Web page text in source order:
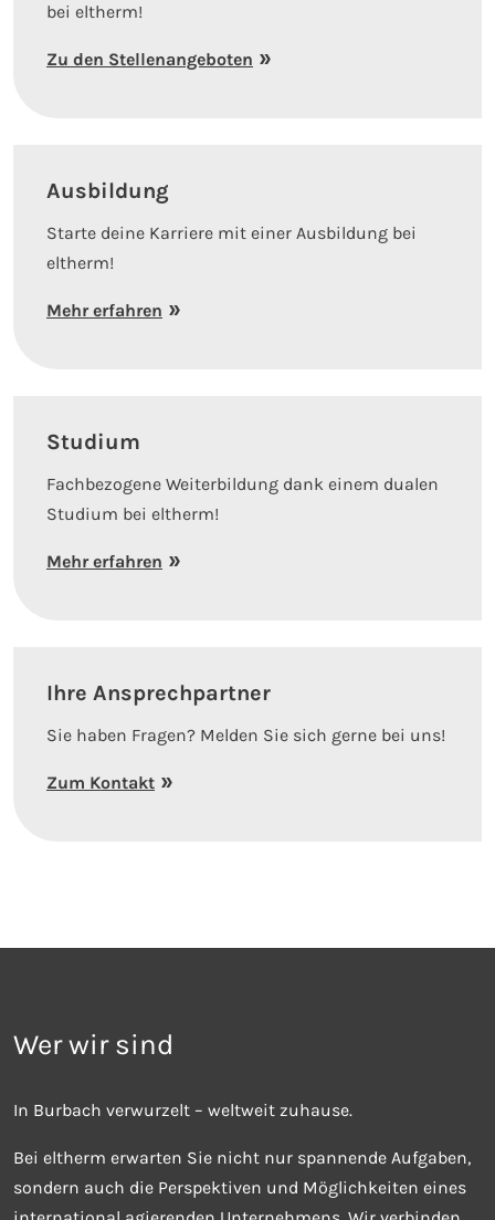
bei eltherm!
Zu den Stellenangeboten
Ausbildung
Starte deine Karriere mit einer Ausbildung bei
eltherm!
Mehr erfahren
Studium
Fachbezogene Weiterbildung dank einem dualen
Studium bei eltherm!
Mehr erfahren
Ihre Ansprechpartner
Sie haben Fragen? Melden Sie sich gerne bei uns!
Zum Kontakt
Wer wir sind
In Burbach verwurzelt – weltweit zuhause.
Bei eltherm erwarten Sie nicht nur spannende Aufgaben,
sondern auch die Perspektiven und Möglichkeiten eines